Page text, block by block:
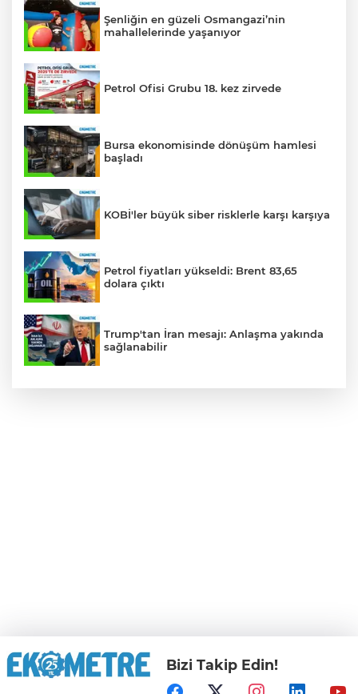
Şenliğin en güzeli Osmangazi’nin
mahallelerinde yaşanıyor
Petrol Ofisi Grubu 18. kez zirvede
Bursa ekonomisinde dönüşüm hamlesi
başladı
KOBİ'ler büyük siber risklerle karşı karşıya
Petrol fiyatları yükseldi: Brent 83,65
dolara çıktı
Trump'tan İran mesajı: Anlaşma yakında
sağlanabilir
Bizi Takip Edin!